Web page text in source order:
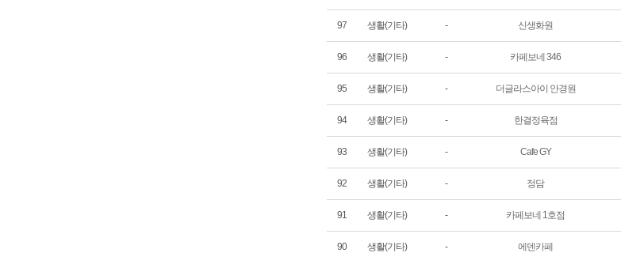
97 생활(기타) - 신생화원
96 생활(기타) - 카페보네 346
95 생활(기타) - 더글라스아이 안경원
94 생활(기타) - 한결정육점
93 생활(기타) - Cafe GY
92 생활(기타) - 정담
91 생활(기타) - 카페보네 1호점
90 생활(기타) - 에덴카페